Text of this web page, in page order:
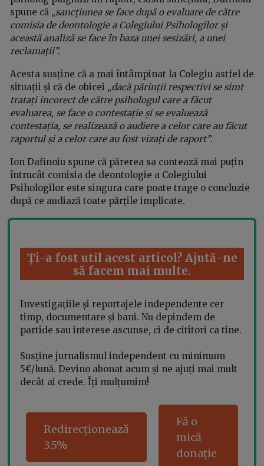
spune că „sancțiunea se face după o evaluare de către
comisia de deontologie a Colegiului Psihologilor și
această analiză se face în baza unei sesizări, a unei
reclamații”.
Acesta susține că a mai întâmpinat la Colegiu astfel de
situații și că de obicei „dacă părinții respectivi se simt
tratați incorect de către psihologul care a făcut
evaluarea, se face o contestație și se evaluează
contestația, se realizează o audiere a celor care au făcut
raportul și a celor care au fost vizați de raport”.
Ion Dafinoiu spune că părerea sa contează mai puțin
întrucât comisia de deontologie a Colegiului
Psihologilor este singura care poate trage o concluzie
după ce audiază toate părțile implicate.
Ți-a fost util acest articol? Ajută-ne
să facem mai multe.
Investigațiile și reportajele independente cer
timp, documentare și bani. Nu depindem de
partide sau interese ascunse, ci de cititori ca tine.
Susține jurnalismul independent cu minimum
5€/lună. Devino abonat acum și ne ajuți mai mult
decât ai crede. Îți mulțumim!
Redirecționează
3.5%
Fă o
mică
donație